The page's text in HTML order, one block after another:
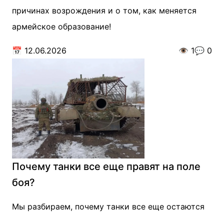
причинах возрождения и о том, как меняется
армейское образование!
📅 12.06.2026 👁️ 1💬 0
Почему танки все еще правят на поле
боя?
Мы разбираем, почему танки все еще остаются